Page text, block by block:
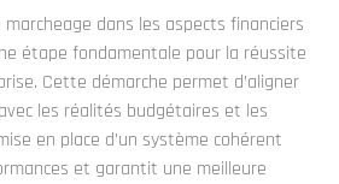
dans les aspects financiers
étape fondamentale pour la réussite
Cette démarche permet d’aligner
les réalités budgétaires et les
en place d’un système cohérent
et garantit une meilleure